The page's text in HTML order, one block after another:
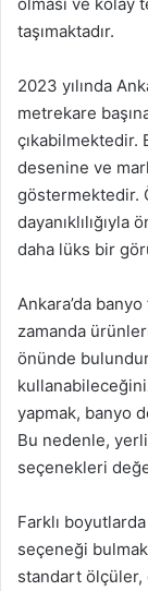
taşımaktadır.
2023 yılında
metrekare
çıkabilmektedir.
desenine ve
göstermektedir.
daha lüks bir
Ankara’da
zamanda
önünde
yapmak, banyo
Bu nedenle,
seçenekleri
Farklı
seçeneği
standart